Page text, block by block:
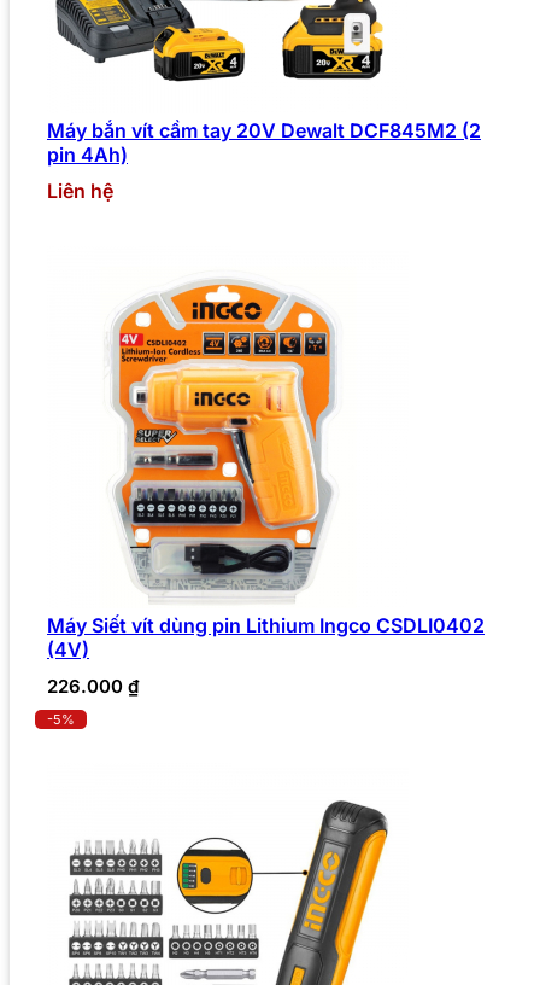
Máy bắn vít cầm tay 20V Dewalt DCF845M2 (2
pin 4Ah)
Liên hệ
Máy Siết vít dùng pin Lithium Ingco CSDLI0402
(4V)
226.000 ₫
-5%